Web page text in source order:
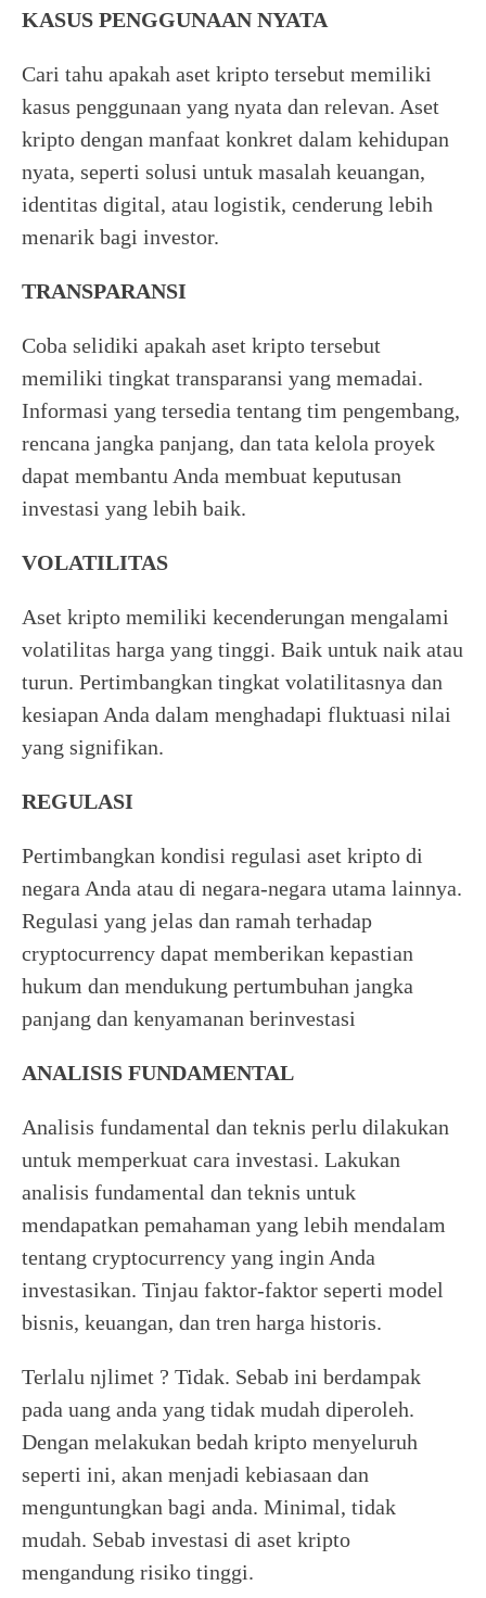
KASUS PENGGUNAAN NYATA
Cari tahu apakah aset kripto tersebut memiliki
kasus penggunaan yang nyata dan relevan. Aset
kripto dengan manfaat konkret dalam kehidupan
nyata, seperti solusi untuk masalah keuangan,
identitas digital, atau logistik, cenderung lebih
menarik bagi investor.
TRANSPARANSI
Coba selidiki apakah aset kripto tersebut
memiliki tingkat transparansi yang memadai.
Informasi yang tersedia tentang tim pengembang,
rencana jangka panjang, dan tata kelola proyek
dapat membantu Anda membuat keputusan
investasi yang lebih baik.
VOLATILITAS
Aset kripto memiliki kecenderungan mengalami
volatilitas harga yang tinggi. Baik untuk naik atau
turun. Pertimbangkan tingkat volatilitasnya dan
kesiapan Anda dalam menghadapi fluktuasi nilai
yang signifikan.
REGULASI
Pertimbangkan kondisi regulasi aset kripto di
negara Anda atau di negara-negara utama lainnya.
Regulasi yang jelas dan ramah terhadap
cryptocurrency dapat memberikan kepastian
hukum dan mendukung pertumbuhan jangka
panjang dan kenyamanan berinvestasi
ANALISIS FUNDAMENTAL
Analisis fundamental dan teknis perlu dilakukan
untuk memperkuat cara investasi. Lakukan
analisis fundamental dan teknis untuk
mendapatkan pemahaman yang lebih mendalam
tentang cryptocurrency yang ingin Anda
investasikan. Tinjau faktor-faktor seperti model
bisnis, keuangan, dan tren harga historis.
Terlalu njlimet ? Tidak. Sebab ini berdampak
pada uang anda yang tidak mudah diperoleh.
Dengan melakukan bedah kripto menyeluruh
seperti ini, akan menjadi kebiasaan dan
menguntungkan bagi anda. Minimal, tidak
mudah. Sebab investasi di aset kripto
mengandung risiko tinggi.